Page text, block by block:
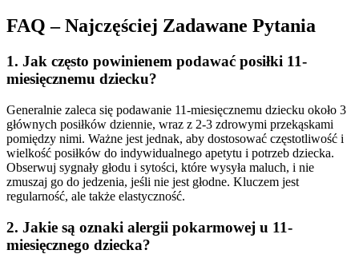
FAQ – Najczęściej Zadawane Pytania
1. Jak często powinienem podawać posiłki 11-
miesięcznemu dziecku?
Generalnie zaleca się podawanie 11-miesięcznemu dziecku około 3
głównych posiłków dziennie, wraz z 2-3 zdrowymi przekąskami
pomiędzy nimi. Ważne jest jednak, aby dostosować częstotliwość i
wielkość posiłków do indywidualnego apetytu i potrzeb dziecka.
Obserwuj sygnały głodu i sytości, które wysyła maluch, i nie
zmuszaj go do jedzenia, jeśli nie jest głodne. Kluczem jest
regularność, ale także elastyczność.
2. Jakie są oznaki alergii pokarmowej u 11-
miesięcznego dziecka?